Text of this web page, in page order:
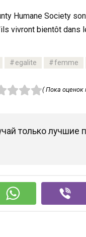
Humane Society
vivront bientôt dans
egalite femme
( Пока оценок
только лучшие